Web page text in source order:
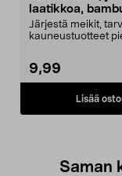
laatikkoa,
Järjestä meikit,
kauneustuotteet
9,99
Lisää
Saman